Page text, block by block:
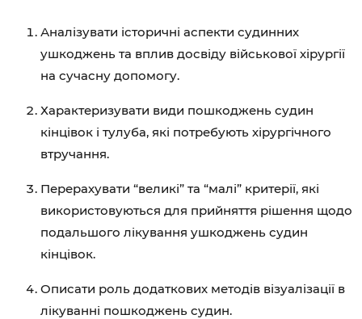
Аналізувати історичні аспекти судинних
ушкоджень та вплив досвіду військової хірургії
на сучасну допомогу.
Характеризувати види пошкоджень судин
кінцівок і тулуба, які потребують хірургічного
втручання.
Перерахувати “великі” та “малі” критерії, які
використовуються для прийняття рішення щодо
подальшого лікування ушкоджень судин
кінцівок.
Описати роль додаткових методів візуалізації в
лікуванні пошкоджень судин.